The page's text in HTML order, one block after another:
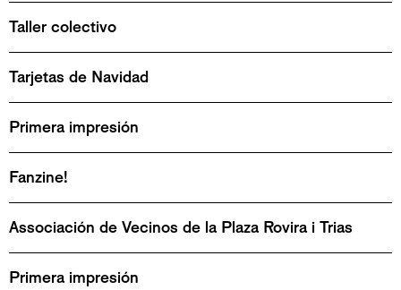
Taller colectivo
Tarjetas de Navidad
Primera impresión
Fanzine!
Associación de Vecinos de la Plaza Rovira i Trias
Primera impresión